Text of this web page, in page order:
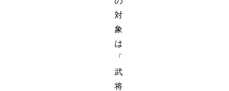
対
象
は
「
武
将